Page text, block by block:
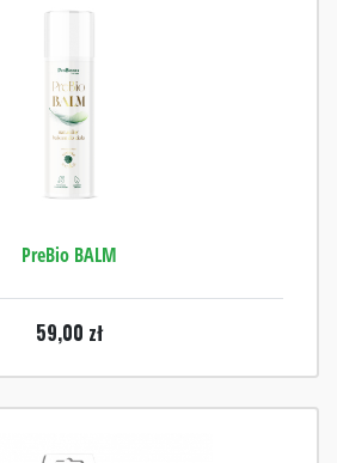
PreBio BALM
59,00 zł